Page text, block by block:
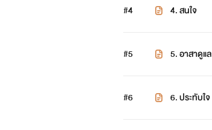
#4 4. สนใจ
#5 5. อาสาดูแล
#6 6. ประทับใจ